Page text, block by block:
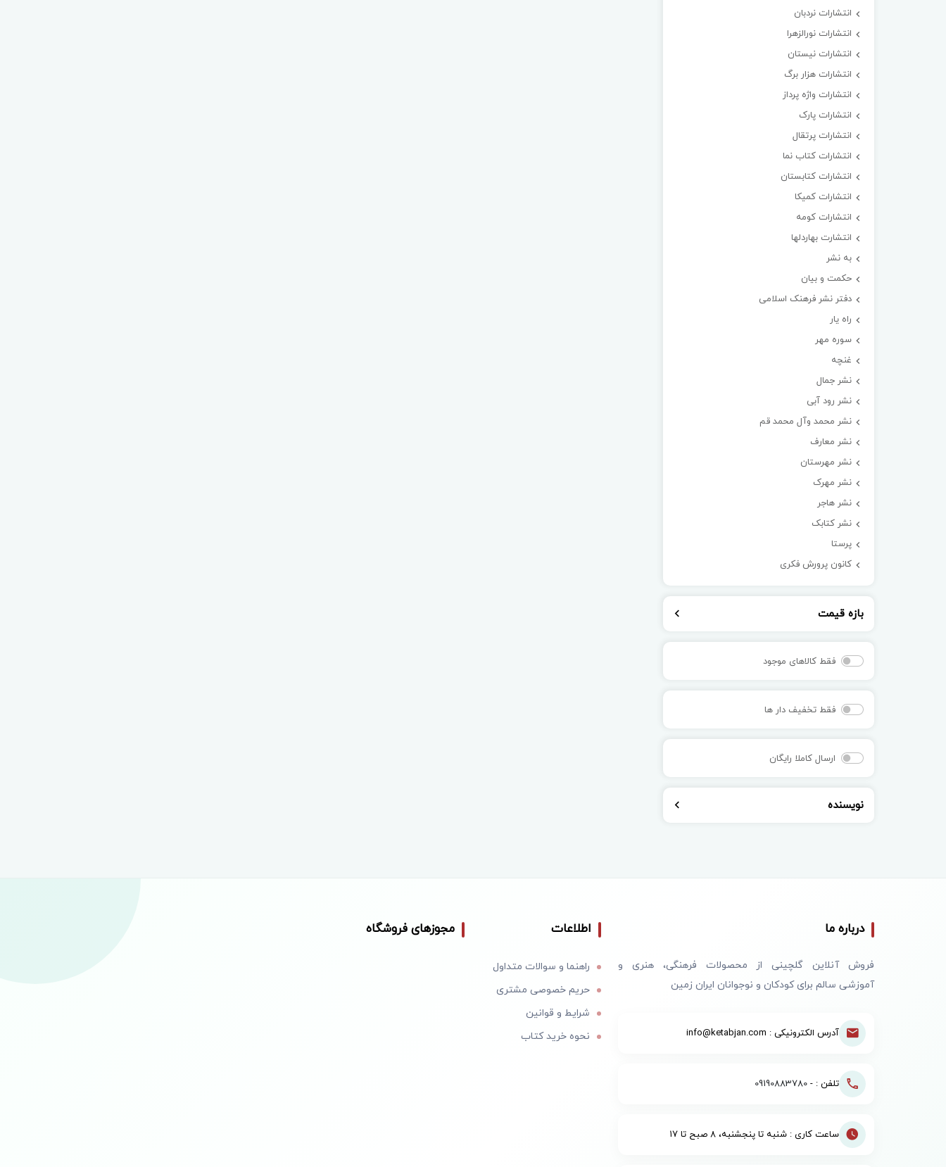
انتشارات نردبان
انتشارات نورالزهرا
انتشارات نیستان
انتشارات هزار برگ
انتشارات واژه پرداز
انتشارات پارک
انتشارات پرتقال
انتشارات کتاب نما
انتشارات کتابستان
انتشارات کمیکا
انتشارات کومه
انتشارت بهاردلها
به نشر
حکمت و بیان
دفتر نشر فرهنک اسلامی
راه یار
سوره مهر
غنچه
نشر جمال
نشر رود آبی
نشر محمد وآل محمد قم
نشر معارف
نشر مهرستان
نشر مهرک
نشر هاجر
نشر کتابک
پرستا
کانون پرورش فکری
بازه قیمت
فقط کالاهای موجود
فقط تخفیف دار ها
ارسال کاملا رایگان
نویسنده
درباره ما
فروش آنلاین گلچینی از محصولات فرهنگی، هنری و
آموزشی سالم برای کودکان و نوجوانان ایران زمین
آدرس الکترونیکی : info@ketabjan.com
تلفن : - 09190883780
ساعت کاری : شنبه تا پنجشنبه، ۸ صبح تا ۱۷
اطلاعات
راهنما و سوالات متداول
حریم خصوصی مشتری
شرایط و قوانین
نحوه خرید کتاب
مجوزهای فروشگاه